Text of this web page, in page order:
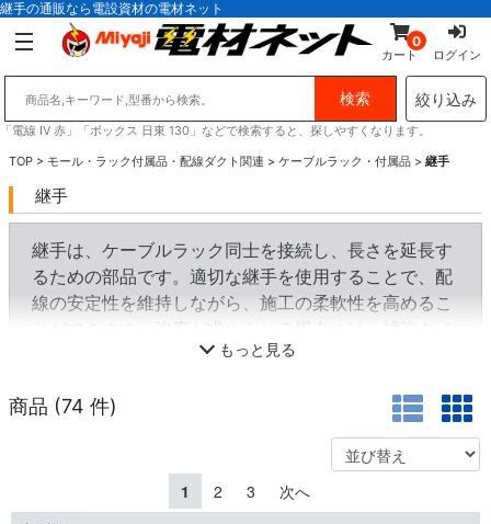
継手の通販なら電設資材の電材ネット
0
カート ログイン
絞り込み
「電線 IV 赤」「ボックス 日東 130」などで検索すると、探しやすくなります。
TOP > モール・ラック付属品・配線ダクト関連 > ケーブルラック・付属品 > 継手
継手
継手は、ケーブルラック同士を接続し、長さを延長す
るための部品です。適切な継手を使用することで、配
線の安定性を維持しながら、施工の柔軟性を高めるこ
とができます。強度が求められる場合には、補強タイ
プの継手が使用されることもあります。
もっと見る
商品 (74 件)
1 2 3 次へ